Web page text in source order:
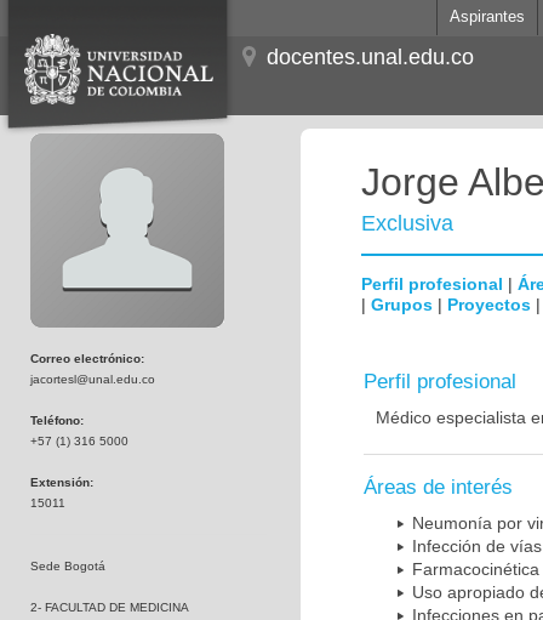
Aspirantes
docentes.unal.edu.co
Correo electrónico:
jacortesl@unal.edu.co
Teléfono:
+57 (1) 316 5000
Extensión:
15011
Sede Bogotá
2- FACULTAD DE MEDICINA
Jorge
Exclusiva
Perfil profesional |
| Grupos | Proyectos
Perfil profesional
Médico especialista
Áreas de interés
Neumonía por
Infección de
Uso apropiado
Infecciones en